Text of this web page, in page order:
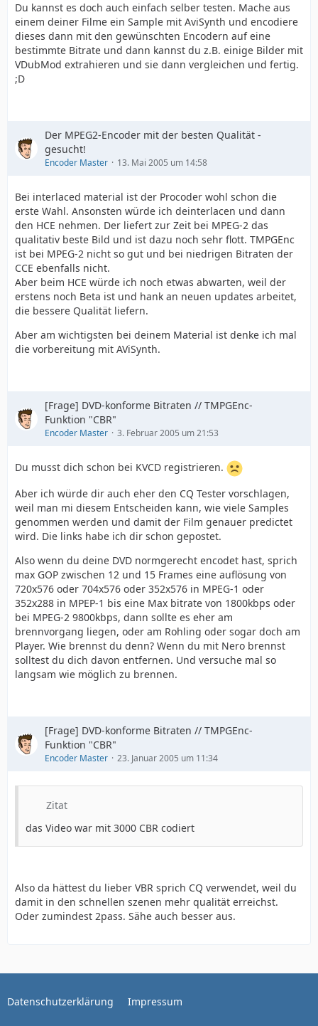
Du kannst es doch auch einfach selber testen. Mache aus
einem deiner Filme ein Sample mit AviSynth und encodiere
dieses dann mit den gewünschten Encodern auf eine
bestimmte Bitrate und dann kannst du z.B. einige Bilder mit
VDubMod extrahieren und sie dann vergleichen und fertig.
;D
Der MPEG2-Encoder mit der besten Qualität -
gesucht!
Encoder Master 13. Mai 2005 um 14:58
Bei interlaced material ist der Procoder wohl schon die
erste Wahl. Ansonsten würde ich deinterlacen und dann
den HCE nehmen. Der liefert zur Zeit bei MPEG-2 das
qualitativ beste Bild und ist dazu noch sehr flott. TMPGEnc
ist bei MPEG-2 nicht so gut und bei niedrigen Bitraten der
CCE ebenfalls nicht.
Aber beim HCE würde ich noch etwas abwarten, weil der
erstens noch Beta ist und hank an neuen updates arbeitet,
die bessere Qualität liefern.
Aber am wichtigsten bei deinem Material ist denke ich mal
die vorbereitung mit AViSynth.
[Frage] DVD-konforme Bitraten // TMPGEnc-
Funktion "CBR"
Encoder Master 3. Februar 2005 um 21:53
Du musst dich schon bei KVCD registrieren.
Aber ich würde dir auch eher den CQ Tester vorschlagen,
weil man mi diesem Entscheiden kann, wie viele Samples
genommen werden und damit der Film genauer predictet
wird. Die links habe ich dir schon gepostet.
Also wenn du deine DVD normgerecht encodet hast, sprich
max GOP zwischen 12 und 15 Frames eine auflösung von
720x576 oder 704x576 oder 352x576 in MPEG-1 oder
352x288 in MPEP-1 bis eine Max bitrate von 1800kbps oder
bei MPEG-2 9800kbps, dann sollte es eher am
brennvorgang liegen, oder am Rohling oder sogar doch am
Player. Wie brennst du denn? Wenn du mit Nero brennst
solltest du dich davon entfernen. Und versuche mal so
langsam wie möglich zu brennen.
[Frage] DVD-konforme Bitraten // TMPGEnc-
Funktion "CBR"
Encoder Master 23. Januar 2005 um 11:34
Zitat
das Video war mit 3000 CBR codiert
Also da hättest du lieber VBR sprich CQ verwendet, weil du
damit in den schnellen szenen mehr qualität erreichst.
Oder zumindest 2pass. Sähe auch besser aus.
Datenschutzerklärung Impressum